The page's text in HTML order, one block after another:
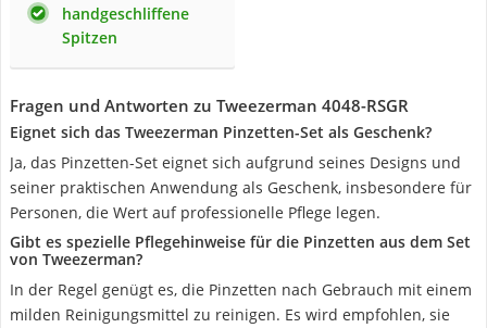
handgeschliffene
Spitzen
Fragen und Antworten zu Tweezerman 4048-RSGR
Eignet sich das Tweezerman Pinzetten-Set als Geschenk?
Ja, das Pinzetten-Set eignet sich aufgrund seines Designs und
seiner praktischen Anwendung als Geschenk, insbesondere für
Personen, die Wert auf professionelle Pflege legen.
Gibt es spezielle Pflegehinweise für die Pinzetten aus dem Set
von Tweezerman?
In der Regel genügt es, die Pinzetten nach Gebrauch mit einem
milden Reinigungsmittel zu reinigen. Es wird empfohlen, sie